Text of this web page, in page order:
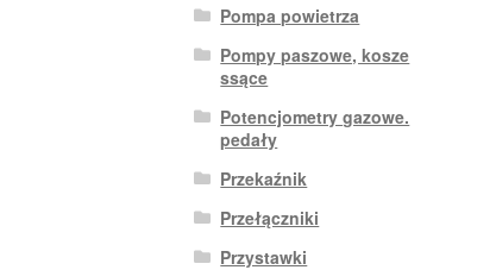
Pompa powietrza
Pompy paszowe, kosze
ssące
Potencjometry gazowe.
pedały
Przekaźnik
Przełączniki
Przystawki